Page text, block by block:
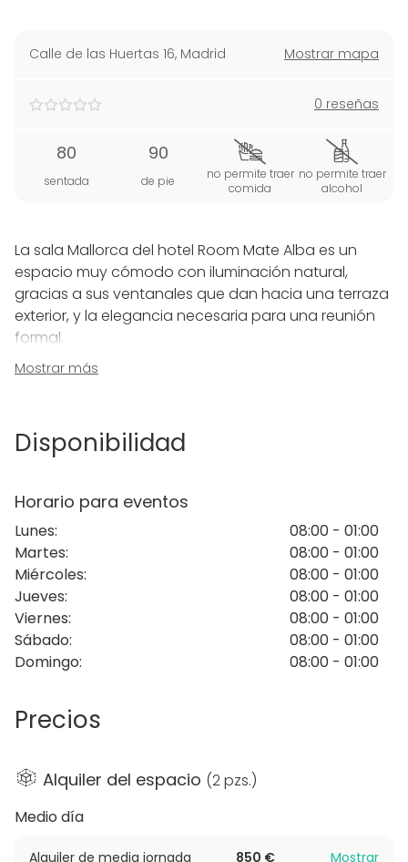
Calle de las Huertas 16, Madrid Mostrar mapa
0 reseñas
80
sentada
90
de pie
no permite traer
comida
no permite traer
alcohol
La sala Mallorca del hotel Room Mate Alba es un
espacio muy cómodo con iluminación natural,
gracias a sus ventanales que dan hacia una terraza
exterior, y la elegancia necesaria para una reunión
formal.
Cuenta con dos pantallas para poder realizar una
La disposición de las sillas y mesas se adecuan a las
una conferencia, una reunión o cualquier otro
evento de empresa.
También disponemos de servicios de gastronomía y
alojamiento, para que no le falte nada a tu evento.
Mostrar más
Disponibilidad
Horario para eventos
Lunes:
08:00 - 01:00
Martes:
08:00 - 01:00
Miércoles:
08:00 - 01:00
Jueves:
08:00 - 01:00
Viernes:
08:00 - 01:00
Sábado:
08:00 - 01:00
Domingo: 08:00 - 01:00
Precios
Alquiler del espacio (2 pzs.)
Medio día
Alquiler de media jornada 850 € Mostrar